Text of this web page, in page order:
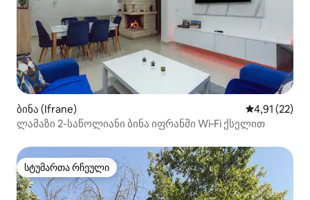
ბინა (Ifrane) საშუალო
4,91 (22)
ლამაზი 2-საწოლიანი ბინა იფრანში Wi‑Fi ქსელით
სტუმართა რჩეული
სტუმართა რჩეული